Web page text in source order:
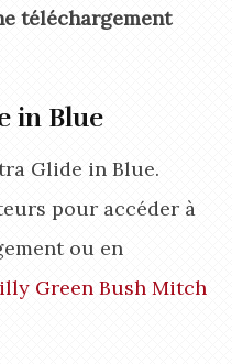
téléchargement
in Blue
Glide in Blue.
pour accéder à
ou en
Green Bush Mitch